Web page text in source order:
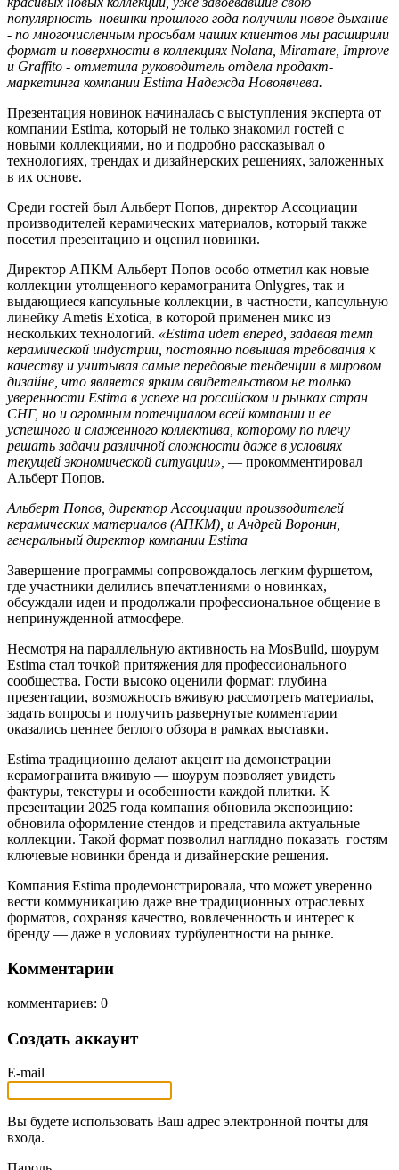
популярность новинки прошлого года получили новое дыхание
- по многочисленным просьбам наших клиентов мы расширили
формат и поверхности в коллекциях Nolana, Miramare, Improve
и Graffito - отметила руководитель отдела продакт-
маркетинга компании Estima Надежда Новоявчева.
Презентация новинок начиналась с выступления эксперта от
компании Estima, который не только знакомил гостей с
новыми коллекциями, но и подробно рассказывал о
технологиях, трендах и дизайнерских решениях, заложенных
в их основе.
Среди гостей был Альберт Попов, директор Ассоциации
производителей керамических материалов, который также
посетил презентацию и оценил новинки.
Директор АПКМ Альберт Попов особо отметил как новые
коллекции утолщенного керамогранита Onlygres, так и
выдающиеся капсульные коллекции, в частности, капсульную
линейку Ametis Exotica, в которой применен микс из
нескольких технологий. «Estima идет вперед, задавая темп
керамической индустрии, постоянно повышая требования к
качеству и учитывая самые передовые тенденции в мировом
дизайне, что является ярким свидетельством не только
уверенности Estima в успехе на российском и рынках стран
СНГ, но и огромным потенциалом всей компании и ее
успешного и слаженного коллектива, которому по плечу
решать задачи различной сложности даже в условиях
текущей экономической ситуации», — прокомментировал
Альберт Попов.
Альберт Попов, директор Ассоциации производителей
керамических материалов (АПКМ), и Андрей Воронин,
генеральный директор компании Estima
Завершение программы сопровождалось легким фуршетом,
где участники делились впечатлениями о новинках,
обсуждали идеи и продолжали профессиональное общение в
непринужденной атмосфере.
Несмотря на параллельную активность на MosBuild, шоурум
Estima стал точкой притяжения для профессионального
сообщества. Гости высоко оценили формат: глубина
презентации, возможность вживую рассмотреть материалы,
задать вопросы и получить развернутые комментарии
оказались ценнее беглого обзора в рамках выставки.
Estima традиционно делают акцент на демонстрации
керамогранита вживую — шоурум позволяет увидеть
фактуры, текстуры и особенности каждой плитки. К
презентации 2025 года компания обновила экспозицию:
обновила оформление стендов и представила актуальные
коллекции. Такой формат позволил наглядно показать гостям
ключевые новинки бренда и дизайнерские решения.
Компания Estima продемонстрировала, что может уверенно
вести коммуникацию даже вне традиционных отраслевых
форматов, сохраняя качество, вовлеченность и интерес к
бренду — даже в условиях турбулентности на рынке.
Комментарии
комментариев: 0
Создать аккаунт
E-mail
Вы будете использовать Ваш адрес электронной почты для
входа.